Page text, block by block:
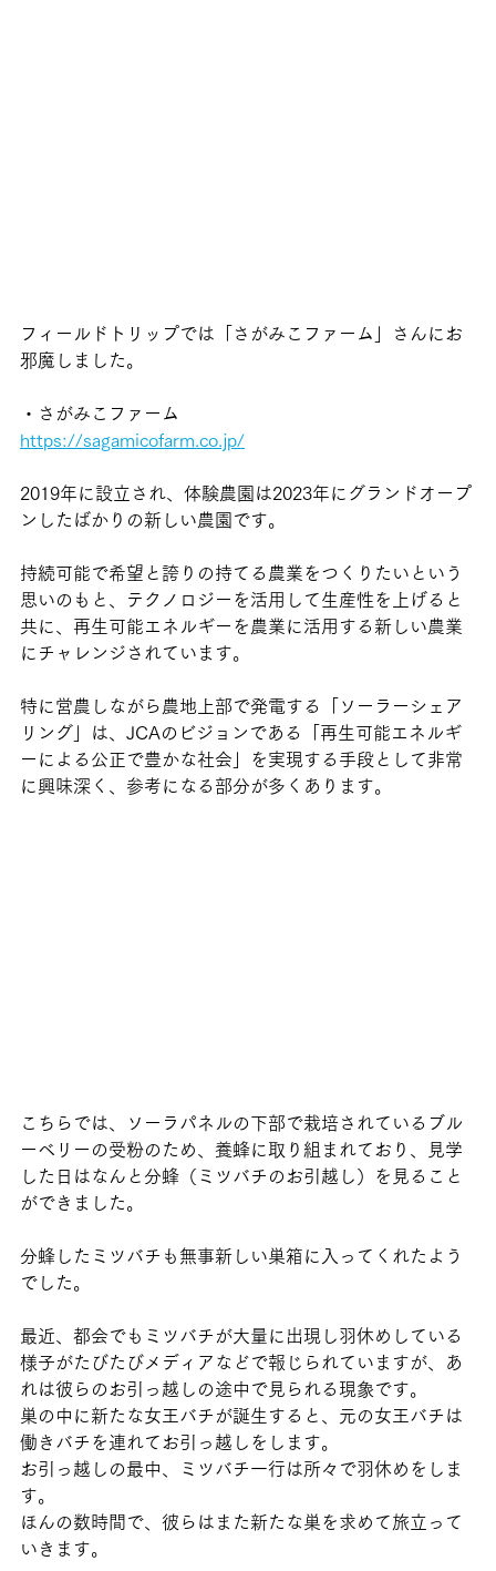
フィールドトリップでは「さがみこファーム」さんにお
邪魔しました。
・さがみこファーム
https://sagamicofarm.co.jp/
2019年に設立され、体験農園は2023年にグランドオープ
ンしたばかりの新しい農園です。
持続可能で希望と誇りの持てる農業をつくりたいという
思いのもと、テクノロジーを活用して生産性を上げると
共に、再生可能エネルギーを農業に活用する新しい農業
にチャレンジされています。
特に営農しながら農地上部で発電する「ソーラーシェア
リング」は、JCAのビジョンである「再生可能エネルギ
ーによる公正で豊かな社会」を実現する手段として非常
に興味深く、参考になる部分が多くあります。
こちらでは、ソーラパネルの下部で栽培されているブル
ーベリーの受粉のため、養蜂に取り組まれており、見学
した日はなんと分蜂（ミツバチのお引越し）を見ること
ができました。
分蜂したミツバチも無事新しい巣箱に入ってくれたよう
でした。
最近、都会でもミツバチが大量に出現し羽休めしている
様子がたびたびメディアなどで報じられていますが、あ
れは彼らのお引っ越しの途中で見られる現象です。
巣の中に新たな女王バチが誕生すると、元の女王バチは
働きバチを連れてお引っ越しをします。
お引っ越しの最中、ミツバチ一行は所々で羽休めをしま
す。
ほんの数時間で、彼らはまた新たな巣を求めて旅立って
いきます。